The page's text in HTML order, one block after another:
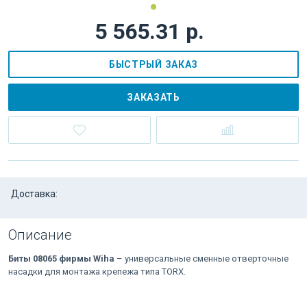
5 565.31 р.
БЫСТРЫЙ ЗАКАЗ
ЗАКАЗАТЬ
Доставка:
Описание
Биты 08065 фирмы Wiha – универсальные сменные отверточные
насадки для монтажа крепежа типа TORX.